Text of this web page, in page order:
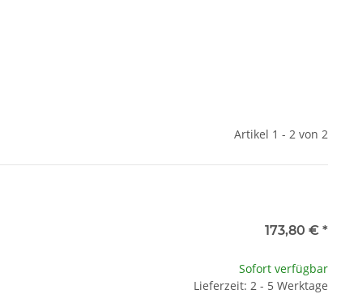
Artikel 1 - 2 von 2
173,80 € *
Sofort verfügbar
Lieferzeit: 2 - 5 Werktage